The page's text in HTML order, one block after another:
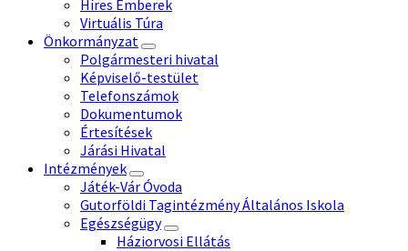
Híres Emberek
Virtuális Túra
Önkormányzat
Polgármesteri hivatal
Képviselő-testület
Telefonszámok
Dokumentumok
Értesítések
Járási Hivatal
Intézmények
Játék-Vár Óvoda
Gutorföldi Tagintézmény Általános Iskola
Egészségügy
Háziorvosi Ellátás